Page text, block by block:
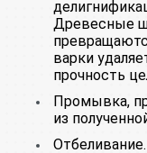
Древесные
варки
прочность
Промывка,
из